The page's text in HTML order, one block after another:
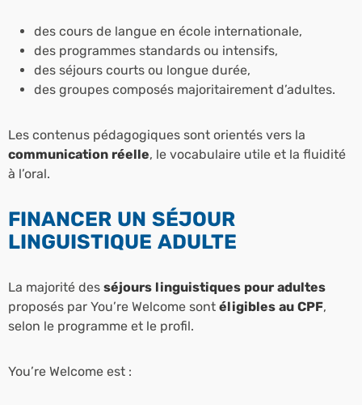
des cours de langue en école internationale,
des programmes standards ou intensifs,
des séjours courts ou longue durée,
des groupes composés majoritairement d’adultes.
Les contenus pédagogiques sont orientés vers la
communication réelle, le vocabulaire utile et la fluidité
à l’oral.
FINANCER UN SÉJOUR
LINGUISTIQUE ADULTE
La majorité des séjours linguistiques pour adultes
proposés par You’re Welcome sont éligibles au CPF,
selon le programme et le profil.
You’re Welcome est :